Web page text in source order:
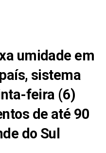
umidade em
sistema
feira (6)
de até 90
do Sul